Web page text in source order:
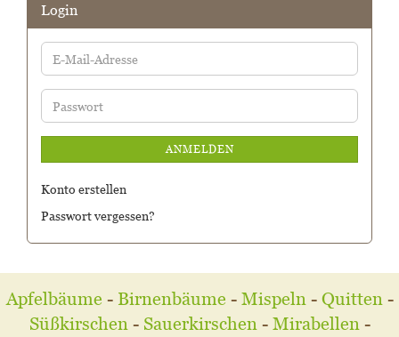
Login
E-
Mail-
Adresse
Passwort
ANMELDEN
Konto erstellen
Passwort vergessen?
Apfelbäume - Birnenbäume - Mispeln- Quitten-
Süßkirschen - Sauerkirschen- Mirabellen -